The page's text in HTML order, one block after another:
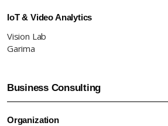
IoT & Video Analytics
Vision Lab
Garima
Business Consulting
Organization